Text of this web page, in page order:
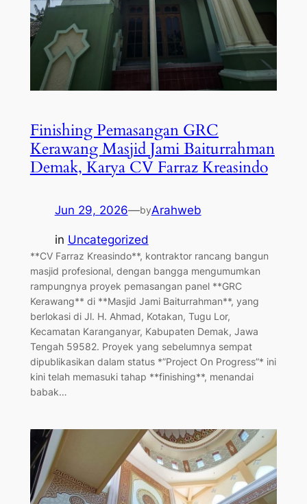
Finishing Pemasangan GRC
Kerawang Masjid Jami Baiturrahman
Demak, Karya CV Farraz Kreasindo
Jun 29, 2026—byArahweb
in Uncategorized
**CV Farraz Kreasindo**, kontraktor rancang bangun
masjid profesional, dengan bangga mengumumkan
rampungnya proyek pemasangan panel **GRC
Kerawang** di **Masjid Jami Baiturrahman**, yang
berlokasi di Jl. H. Ahmad, Kotakan, Tugu Lor,
Kecamatan Karanganyar, Kabupaten Demak, Jawa
Tengah 59582. Proyek yang sebelumnya sempat
dipublikasikan dalam status *”Project On Progress”* ini
kini telah memasuki tahap **finishing**, menandai
babak…